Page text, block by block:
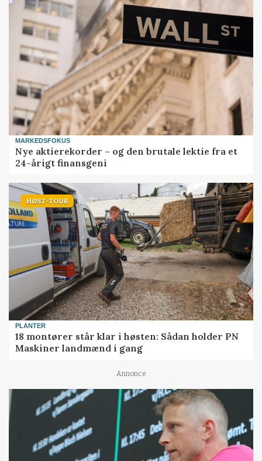
MARKEDSFOKUS
Nye aktierekorder – og den brutale lektie fra et
24-årigt finansgeni
HØST-TOUR
PLANTER
18 montører står klar i høsten: Sådan holder PN
Maskiner landmænd i gang
Annonce